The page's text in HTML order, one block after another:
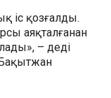
іс қозғалды.
аяқталғанан
– деді